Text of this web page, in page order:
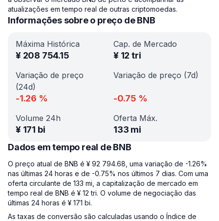
atualizações em tempo real de outras criptomoedas.
Informações sobre o preço de BNB
Máxima Histórica
¥ 208 754.15
Cap. de Mercado
¥ 12 tri
Variação de preço
(24d)
-1.26 %
Variação de preço (7d)
-0.75 %
Volume 24h
¥ 171 bi
Oferta Máx.
133 mi
Dados em tempo real de BNB
O preço atual de BNB é ¥ 92 794.68, uma variação de -1.26%
nas últimas 24 horas e de -0.75% nos últimos 7 dias. Com uma
oferta circulante de 133 mi, a capitalização de mercado em
tempo real de BNB é ¥ 12 tri. O volume de negociação das
últimas 24 horas é ¥ 171 bi.
As taxas de conversão são calculadas usando o Índice de